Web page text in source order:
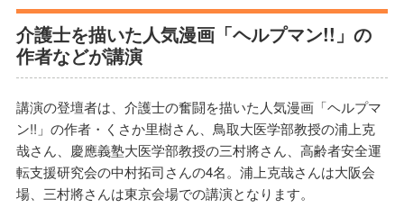
介護士を描いた人気漫画「ヘルプマン!!」の
作者などが講演
講演の登壇者は、介護士の奮闘を描いた人気漫画「ヘルプマ
ン!!」の作者・くさか里樹さん、鳥取大医学部教授の浦上克
哉さん、慶應義塾大医学部教授の三村將さん、高齢者安全運
転支援研究会の中村拓司さんの4名。浦上克哉さんは大阪会
場、三村將さんは東京会場での講演となります。